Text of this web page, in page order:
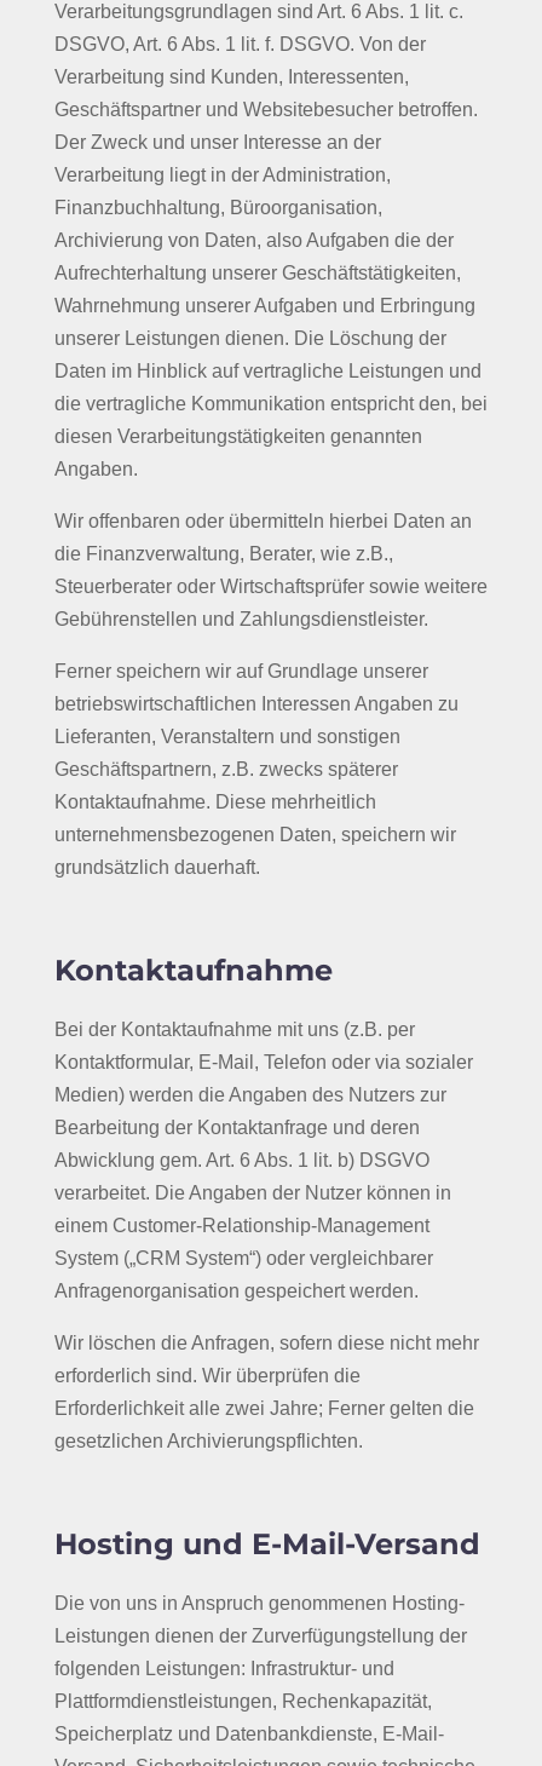
Verarbeitungsgrundlagen sind Art. 6 Abs. 1 lit. c.
DSGVO, Art. 6 Abs. 1 lit. f. DSGVO. Von der
Verarbeitung sind Kunden, Interessenten,
Geschäftspartner und Websitebesucher betroffen.
Der Zweck und unser Interesse an der
Verarbeitung liegt in der Administration,
Finanzbuchhaltung, Büroorganisation,
Archivierung von Daten, also Aufgaben die der
Aufrechterhaltung unserer Geschäftstätigkeiten,
Wahrnehmung unserer Aufgaben und Erbringung
unserer Leistungen dienen. Die Löschung der
Daten im Hinblick auf vertragliche Leistungen und
die vertragliche Kommunikation entspricht den, bei
diesen Verarbeitungstätigkeiten genannten
Angaben.
Wir offenbaren oder übermitteln hierbei Daten an
die Finanzverwaltung, Berater, wie z.B.,
Steuerberater oder Wirtschaftsprüfer sowie weitere
Gebührenstellen und Zahlungsdienstleister.
Ferner speichern wir auf Grundlage unserer
betriebswirtschaftlichen Interessen Angaben zu
Lieferanten, Veranstaltern und sonstigen
Geschäftspartnern, z.B. zwecks späterer
Kontaktaufnahme. Diese mehrheitlich
unternehmensbezogenen Daten, speichern wir
grundsätzlich dauerhaft.
Kontaktaufnahme
Bei der Kontaktaufnahme mit uns (z.B. per
Kontaktformular, E-Mail, Telefon oder via sozialer
Medien) werden die Angaben des Nutzers zur
Bearbeitung der Kontaktanfrage und deren
Abwicklung gem. Art. 6 Abs. 1 lit. b) DSGVO
verarbeitet. Die Angaben der Nutzer können in
einem Customer-Relationship-Management
System („CRM System“) oder vergleichbarer
Anfragenorganisation gespeichert werden.
Wir löschen die Anfragen, sofern diese nicht mehr
erforderlich sind. Wir überprüfen die
Erforderlichkeit alle zwei Jahre; Ferner gelten die
gesetzlichen Archivierungspflichten.
Hosting und E-Mail-Versand
Die von uns in Anspruch genommenen Hosting-
Leistungen dienen der Zurverfügungstellung der
folgenden Leistungen: Infrastruktur- und
Plattformdienstleistungen, Rechenkapazität,
Speicherplatz und Datenbankdienste, E-Mail-